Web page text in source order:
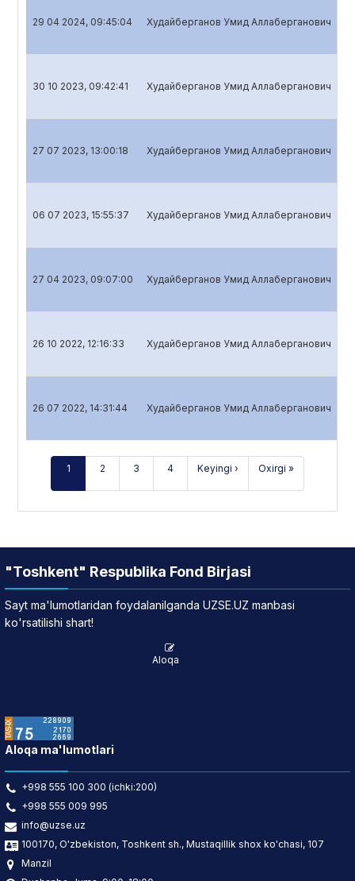
29 04 2024, 09:45:04 Худайберганов Умид Аллаберганович
30 10 2023, 09:42:41 Худайберганов Умид Аллаберганович
27 07 2023, 13:00:18 Худайберганов Умид Аллаберганович
06 07 2023, 15:55:37 Худайберганов Умид Аллаберганович
27 04 2023, 09:07:00 Худайберганов Умид Аллаберганович
26 10 2022, 12:16:33 Худайберганов Умид Аллаберганович
26 07 2022, 14:31:44 Худайберганов Умид Аллаберганович
1 2 3 4 Keyingi › Oxirgi »
"Toshkent" Respublika Fond Birjasi
Sayt ma'lumotlaridan foydalanilganda UZSE.UZ manbasi
ko'rsatilishi shart!
Aloqa
Aloqa ma'lumotlari
+998 555 100 300 (ichki:200)
+998 555 009 995
info@uzse.uz
100170, O'zbekiston, Toshkent sh., Mustaqillik shox ko'chasi, 107
Manzil